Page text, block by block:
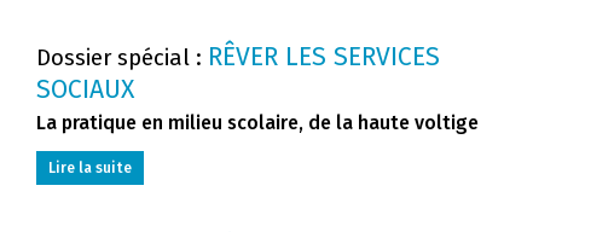
Dossier spécial : RÊVER LES SERVICES
SOCIAUX
La pratique en milieu scolaire, de la haute voltige
Lire la suite